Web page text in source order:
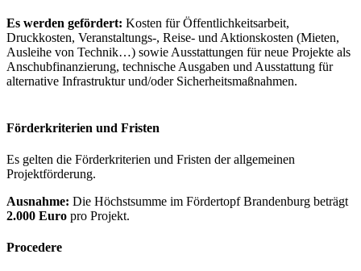
Es werden gefördert: Kosten für Öffentlichkeitsarbeit,
Druckkosten, Veranstaltungs-, Reise- und Aktionskosten (Mieten,
Ausleihe von Technik…) sowie Ausstattungen für neue Projekte als
Anschubfinanzierung, technische Ausgaben und Ausstattung für
alternative Infrastruktur und/oder Sicherheitsmaßnahmen.
Förderkriterien und Fristen
Es gelten die Förderkriterien und Fristen der allgemeinen
Projektförderung.
Ausnahme: Die Höchstsumme im Fördertopf Brandenburg beträgt
2.000 Euro pro Projekt.
Procedere